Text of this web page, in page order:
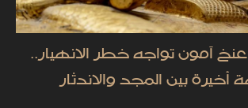
آمون تواجه خطر الانهيار..
بين المجد والاندثار